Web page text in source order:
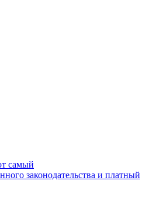
самый
законодательства и платный